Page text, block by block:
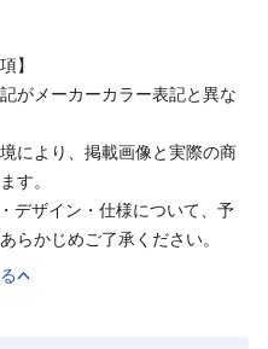
】
がメーカーカラー表記と異な
により、掲載画像と実際の商
す。
デザイン・仕様について、予
らかじめご了承ください。